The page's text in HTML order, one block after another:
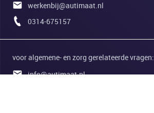
werkenbij@autimaat.nl
0314-675157
voor algemene- en zorg gerelateerde vragen:
info@autimaat.nl